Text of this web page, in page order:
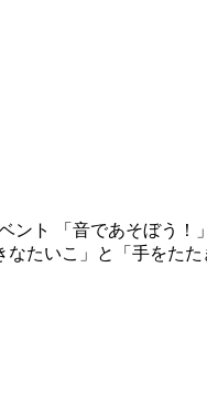
ト 「音であそぼう
たいこ」と「手をた